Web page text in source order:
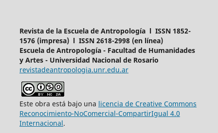
Revista de la Escuela de Antropología l ISSN 1852-
1576 (impresa) l ISSN 2618-2998 (en línea)
Escuela de Antropología - Facultad de Humanidades
y Artes - Universidad Nacional de Rosario
revistadeantropologia.unr.edu.ar
Este obra está bajo una licencia de Creative Commons
Reconocimiento-NoComercial-CompartirIgual 4.0
Internacional.